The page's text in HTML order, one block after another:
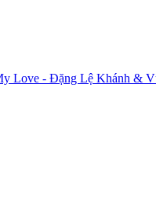
Love - Đặng Lệ Khánh &